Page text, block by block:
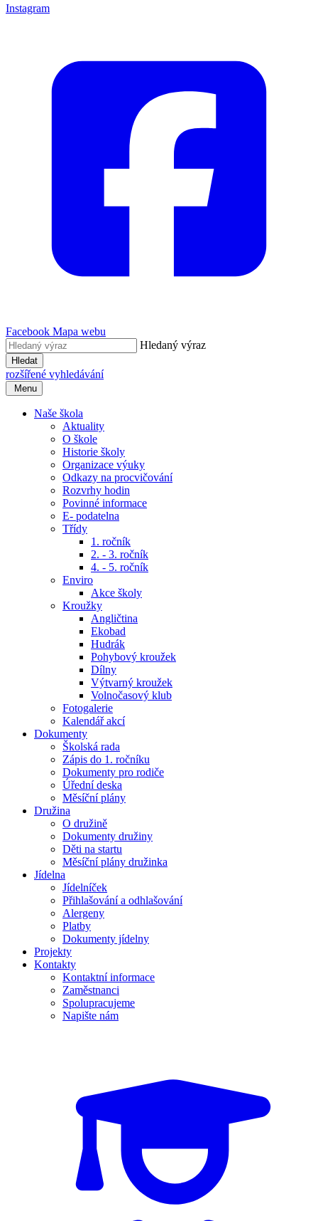
Instagram
Facebook Mapa webu
Hledaný výraz
Hledat
rozšířené vyhledávání
Menu
Naše škola
Aktuality
O škole
Historie školy
Organizace výuky
Odkazy na procvičování
Rozvrhy hodin
Povinné informace
E- podatelna
Třídy
1. ročník
2. - 3. ročník
4. - 5. ročník
Enviro
Akce školy
Kroužky
Angličtina
Ekobad
Hudrák
Pohybový kroužek
Dílny
Výtvarný kroužek
Volnočasový klub
Fotogalerie
Kalendář akcí
Dokumenty
Školská rada
Zápis do 1. ročníku
Dokumenty pro rodiče
Úřední deska
Měsíční plány
Družina
O družině
Dokumenty družiny
Děti na startu
Měsíční plány družinka
Jídelna
Jídelníček
Přihlašování a odhlašování
Alergeny
Platby
Dokumenty jídelny
Projekty
Kontakty
Kontaktní informace
Zaměstnanci
Spolupracujeme
Napište nám